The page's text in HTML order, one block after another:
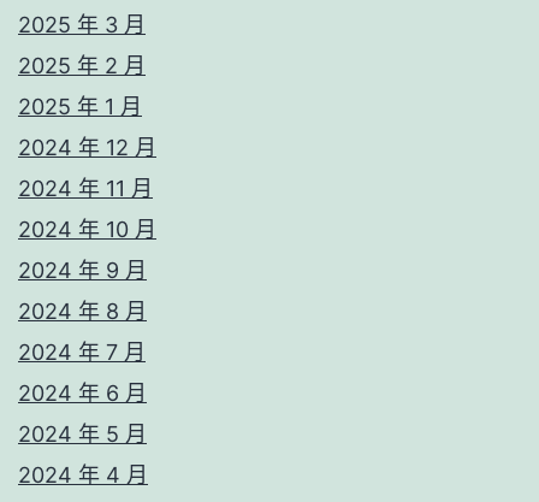
2025 年 3 月
2025 年 2 月
2025 年 1 月
2024 年 12 月
2024 年 11 月
2024 年 10 月
2024 年 9 月
2024 年 8 月
2024 年 7 月
2024 年 6 月
2024 年 5 月
2024 年 4 月